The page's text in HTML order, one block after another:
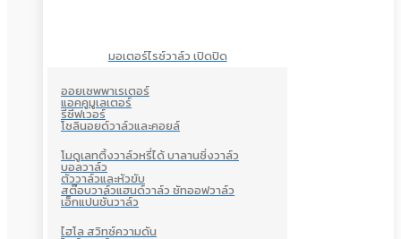
มอเตอร์ไรซ์วาล์ว เปิดปิด
ออยเซพพาเรเตอร์
แอคคูมูเลเตอร์
รีซีฟเวอร์
โซลินอยด์วาล์วและคอยล์
โมดูเลทติ้งวาล์วหรี่ได้ บาลานซิ่งวาล์ว
บอลวาล์ว
ตัววาล์วและหัวขับ
สต๊อบวาล์วแฮนด์วาล์ว ชัทออฟวาล์ว
เอ็กแปนชั่นวาล์ว
ไฮโล สวิทซ์ความดัน